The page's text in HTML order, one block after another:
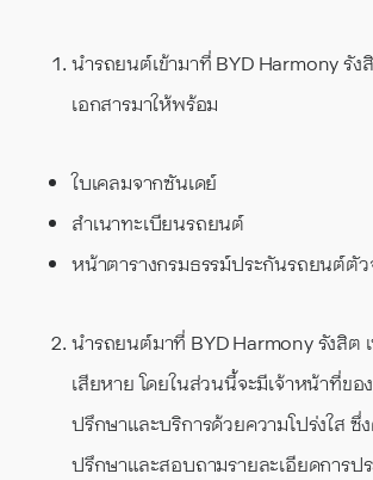
นำรถยนต์เข้ามาที่ BYD Harmony รัง
เอกสารมาให้พร้อม
ใบเคลมจากซันเดย์
สำเนาทะเบียนรถยนต์
หน้าตารางกรมธรรม์ประกันรถยนต์ตัว
นำรถยนต์มาที่ BYD Harmony รังสิต
เสียหาย โดยในส่วนนี้จะมีเจ้าหน้าที่ขอ
ปรึกษาและบริการด้วยความโปร่งใส
ปรึกษาและสอบถามรายละเอียดการป